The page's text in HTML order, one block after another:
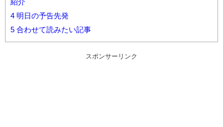
紹介
4 明日の予告先発
5 合わせて読みたい記事
スポンサーリンク